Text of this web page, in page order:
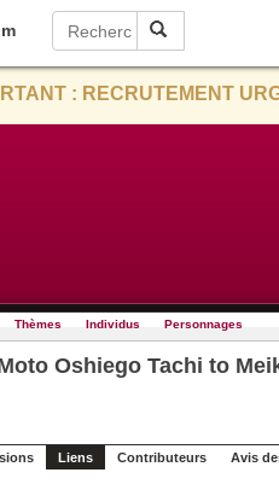
: RECRUTEMENT
Thèmes Individus Personnages
Oshiego Tachi to
Liens Contributeurs Avis